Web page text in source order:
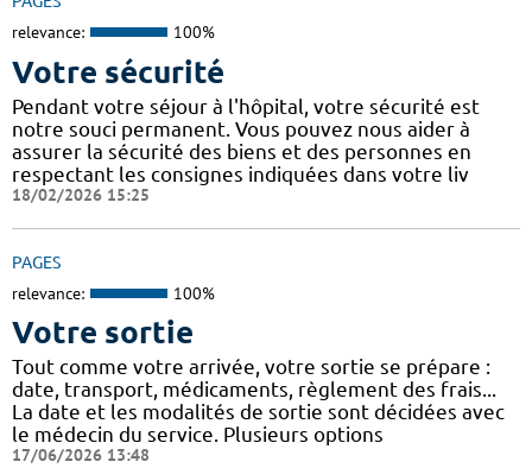
relevance: 100%
Votre sécurité
Pendant votre séjour à l'hôpital, votre sécurité est
notre souci permanent. Vous pouvez nous aider à
assurer la sécurité des biens et des personnes en
respectant les consignes indiquées dans votre liv
18/02/2026 15:25
PAGES
relevance: 100%
Votre sortie
Tout comme votre arrivée, votre sortie se prépare :
date, transport, médicaments, règlement des frais...
La date et les modalités de sortie sont décidées avec
le médecin du service. Plusieurs options
17/06/2026 13:48